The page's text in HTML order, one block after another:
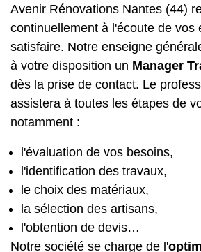
Avenir Rénovations Nantes (44)
continuellement à l'écoute de vos
satisfaire. Notre enseigne
à votre disposition un Manager
dès la prise de contact. Le
assistera à toutes les étapes de
notamment :
l'évaluation de vos besoins,
l'identification des travaux,
le choix des matériaux,
la sélection des artisans,
l'obtention de devis…
Notre société se charge de l'